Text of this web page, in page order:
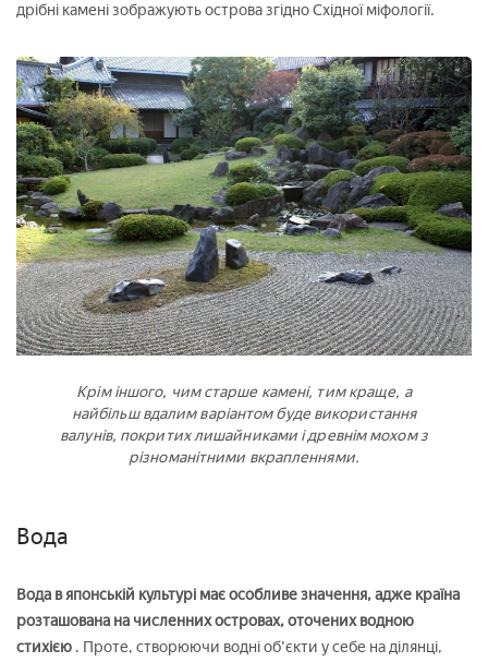
дрібні камені зображують острова згідно Східної міфології.
Крім іншого, чим старше камені, тим краще, а
найбільш вдалим варіантом буде використання
валунів, покритих лишайниками і древнім мохом з
різноманітними вкрапленнями.
Вода
Вода в японській культурі має особливе значення, адже країна
розташована на численних островах, оточених водною
стихією . Проте, створюючи водні об'єкти у себе на ділянці,